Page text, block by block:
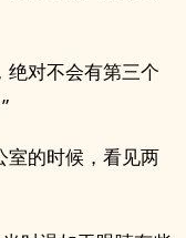
绝对不会有第三个
室的时候，看见两